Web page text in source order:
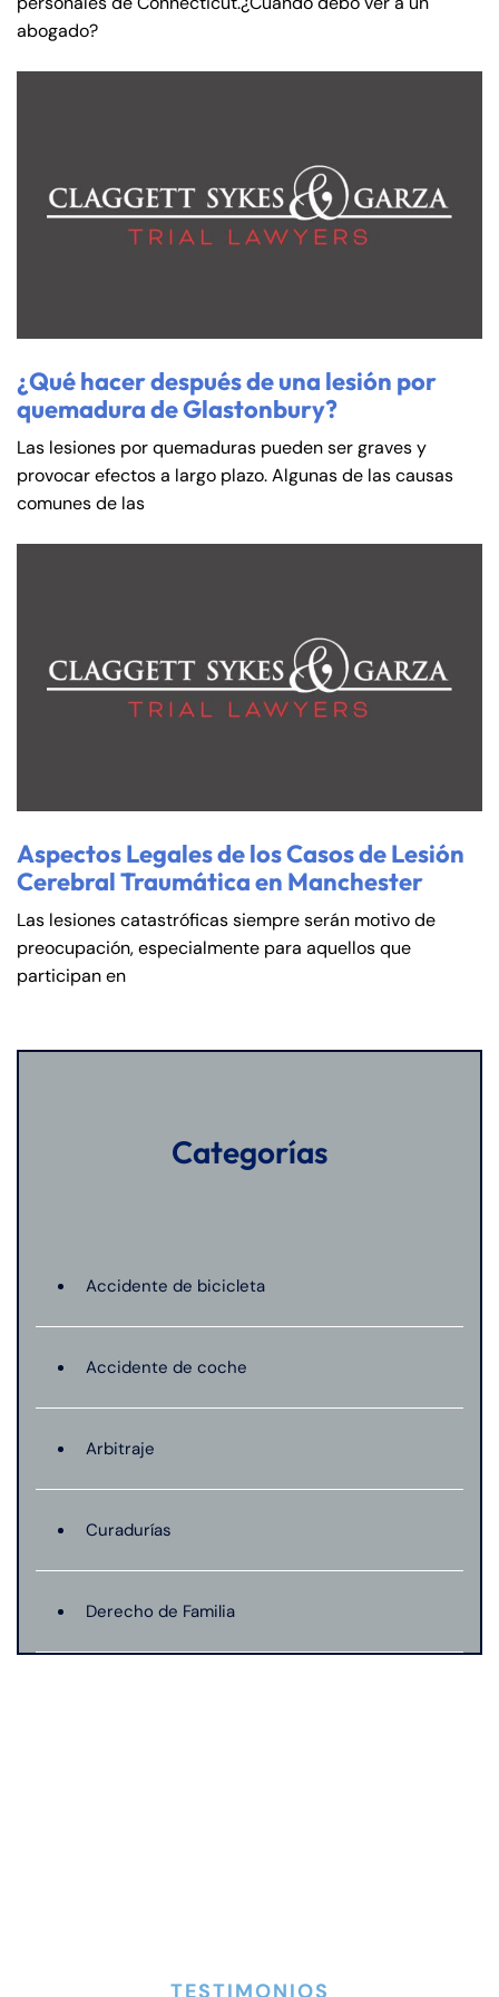
abogado?
¿Qué hacer después de una lesión por
quemadura de Glastonbury?
Las lesiones por quemaduras pueden ser graves y
provocar efectos a largo plazo. Algunas de las causas
comunes de las
Aspectos Legales de los Casos de Lesión
Cerebral Traumática en Manchester
Las lesiones catastróficas siempre serán motivo de
preocupación, especialmente para aquellos que
participan en
Categorías
Accidente de bicicleta
Accidente de coche
Arbitraje
Curadurías
Derecho de Familia
TESTIMONIOS